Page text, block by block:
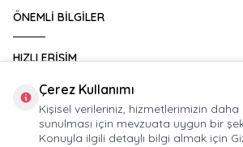
ÖNEMLI BILGILER
HIZLI ERIŞIM
KURUMSAL SATIŞ
E-BÜLTEN ABONELIĞI
Çerez Kullanımı
Kişisel verileriniz, hizmetlerimizin
sunulması için mevzuata uygun bir
Konuyla ilgili detaylı bilgi almak için